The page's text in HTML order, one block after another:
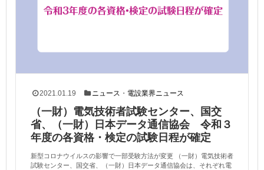
2021.01.19 ニュース ・ 電設業界ニュース
（一財）電気技術者試験センター、国交
省、（一財）日本データ通信協会 令和３
年度の各資格・検定の試験日程が確定
新型コロナウイルスの影響で一部受験方法が変更 （一財）電気技術者
試験センター、国交省、（一財）日本データ通信協会は、それぞれ電